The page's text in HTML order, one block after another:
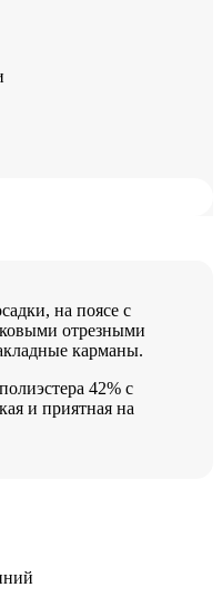
на поясе с
отрезными
карманы.
42% с
и приятная на